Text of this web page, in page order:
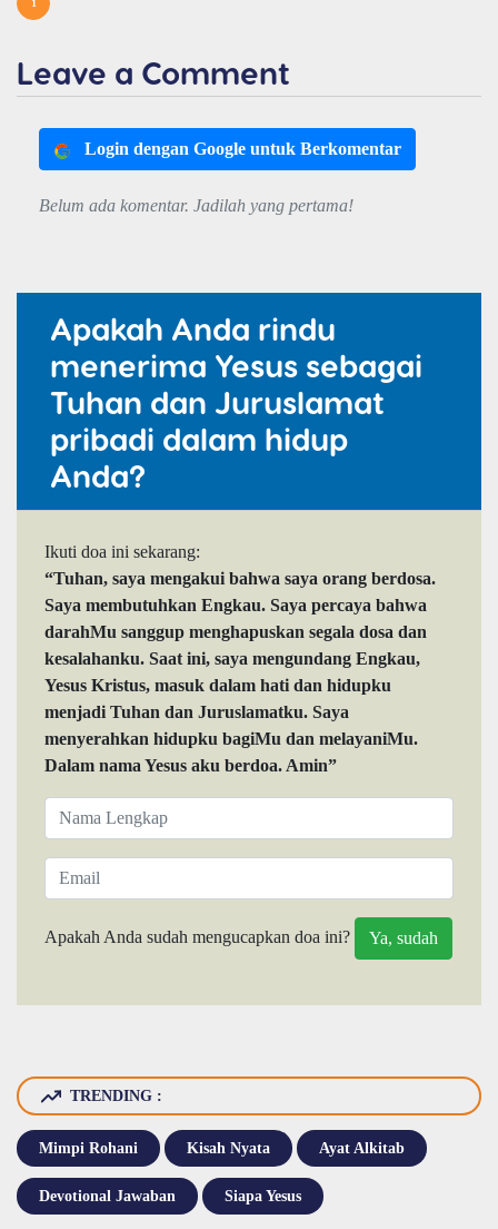
1
Leave a Comment
Login dengan Google untuk Berkomentar
Belum ada komentar. Jadilah yang pertama!
Apakah Anda rindu
menerima Yesus sebagai
Tuhan dan Juruslamat
pribadi dalam hidup
Anda?
Ikuti doa ini sekarang:
“Tuhan, saya mengakui bahwa saya orang berdosa.
Saya membutuhkan Engkau. Saya percaya bahwa
darahMu sanggup menghapuskan segala dosa dan
kesalahanku. Saat ini, saya mengundang Engkau,
Yesus Kristus, masuk dalam hati dan hidupku
menjadi Tuhan dan Juruslamatku. Saya
menyerahkan hidupku bagiMu dan melayaniMu.
Dalam nama Yesus aku berdoa. Amin”
Apakah Anda sudah mengucapkan doa ini?
TRENDING :
Mimpi Rohani Kisah Nyata Ayat Alkitab
Devotional Jawaban Siapa Yesus